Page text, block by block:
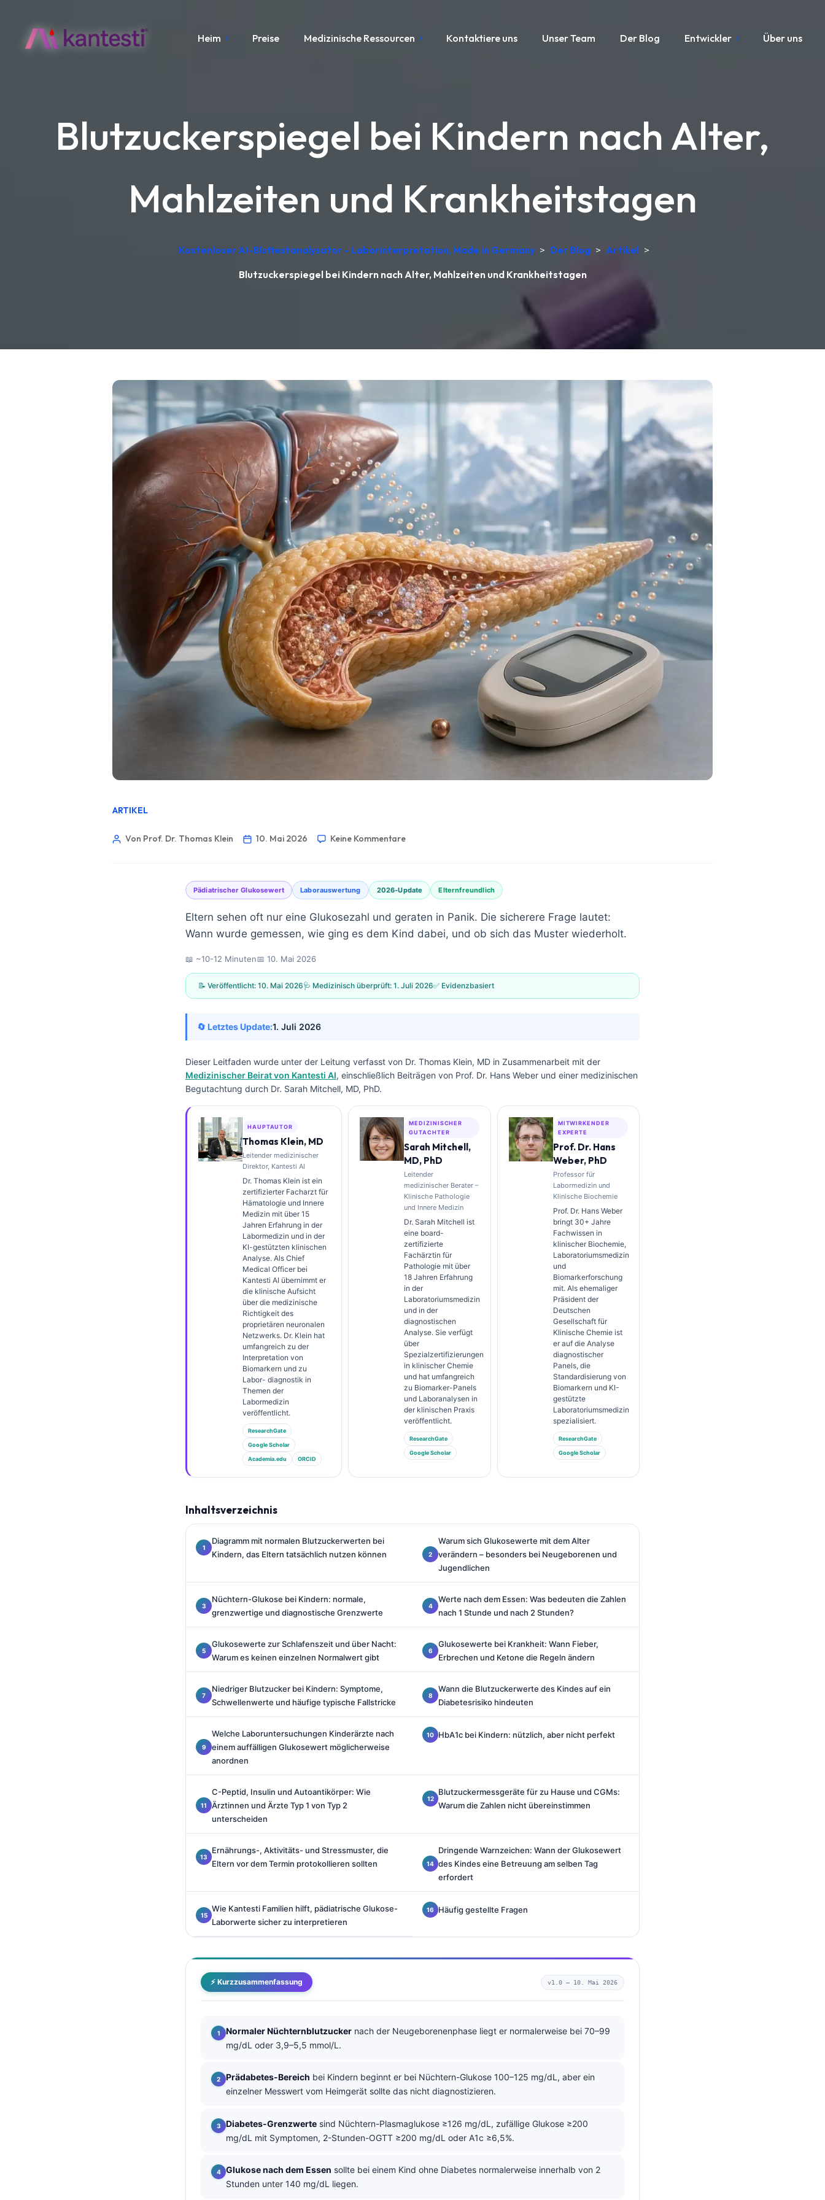
Heim Preise Medizinische Ressourcen Kontaktiere uns Unser Team Der Blog Entwickler Über uns
Blutzuckerspiegel bei Kindern nach Alter,
Mahlzeiten und Krankheitstagen
Kostenloser AI-Bluttestanalysator – Laborinterpretation, Made in Germany > Der Blog > Artikel >
Blutzuckerspiegel bei Kindern nach Alter, Mahlzeiten und Krankheitstagen
ARTIKEL
Von Prof. Dr. Thomas Klein 10. Mai 2026 Keine Kommentare
Pädiatrischer Glukosewert Laborauswertung 2026-Update Elternfreundlich
Eltern sehen oft nur eine Glukosezahl und geraten in Panik. Die sicherere Frage lautet:
Wann wurde gemessen, wie ging es dem Kind dabei, und ob sich das Muster wiederholt.
📖 ~10-12 Minuten📅 10. Mai 2026
📝 Veröffentlicht: 10. Mai 2026🩺 Medizinisch überprüft: 1. Juli 2026✅ Evidenzbasiert
🔄 Letztes Update:1. Juli 2026
Dieser Leitfaden wurde unter der Leitung verfasst von Dr. Thomas Klein, MD in Zusammenarbeit mit der
Medizinischer Beirat von Kantesti AI, einschließlich Beiträgen von Prof. Dr. Hans Weber und einer medizinischen
Begutachtung durch Dr. Sarah Mitchell, MD, PhD.
HAUPTAUTOR
Thomas Klein, MD
Leitender medizinischer
Direktor, Kantesti AI
Dr. Thomas Klein ist ein
zertifizierter Facharzt für
Hämatologie und Innere
Medizin mit über 15
Jahren Erfahrung in der
Labormedizin und in der
KI-gestützten klinischen
Analyse. Als Chief
Medical Officer bei
Kantesti AI übernimmt er
die klinische Aufsicht
über die medizinische
Richtigkeit des
proprietären neuronalen
Netzwerks. Dr. Klein hat
umfangreich zu der
Interpretation von
Biomarkern und zu
Labor- diagnostik in
Themen der
Labormedizin
veröffentlicht.
ResearchGate
Google Scholar
Academia.edu ORCID
MEDIZINISCHER
GUTACHTER
Sarah Mitchell,
MD, PhD
Leitender
medizinischer Berater –
Klinische Pathologie
und Innere Medizin
Dr. Sarah Mitchell ist
eine board-
zertifizierte
Fachärztin für
Pathologie mit über
18 Jahren Erfahrung
in der
Laboratoriumsmedizin
und in der
diagnostischen
Analyse. Sie verfügt
über
Spezialzertifizierungen
in klinischer Chemie
und hat umfangreich
zu Biomarker-Panels
und Laboranalysen in
der klinischen Praxis
veröffentlicht.
ResearchGate
Google Scholar
MITWIRKENDER
EXPERTE
Prof. Dr. Hans
Weber, PhD
Professor für
Labormedizin und
Klinische Biochemie
Prof. Dr. Hans Weber
bringt 30+ Jahre
Fachwissen in
klinischer Biochemie,
Laboratoriumsmedizin
und
Biomarkerforschung
mit. Als ehemaliger
Präsident der
Deutschen
Gesellschaft für
Klinische Chemie ist
er auf die Analyse
diagnostischer
Panels, die
Standardisierung von
Biomarkern und KI-
gestützte
Laboratoriumsmedizin
spezialisiert.
ResearchGate
Google Scholar
Inhaltsverzeichnis
Diagramm mit normalen Blutzuckerwerten bei
Kindern, das Eltern tatsächlich nutzen können
Warum sich Glukosewerte mit dem Alter
verändern – besonders bei Neugeborenen und
Jugendlichen
Nüchtern-Glukose bei Kindern: normale,
grenzwertige und diagnostische Grenzwerte
Werte nach dem Essen: Was bedeuten die Zahlen
nach 1 Stunde und nach 2 Stunden?
Glukosewerte zur Schlafenszeit und über Nacht:
Warum es keinen einzelnen Normalwert gibt
Glukosewerte bei Krankheit: Wann Fieber,
Erbrechen und Ketone die Regeln ändern
Niedriger Blutzucker bei Kindern: Symptome,
Schwellenwerte und häufige typische Fallstricke
Wann die Blutzuckerwerte des Kindes auf ein
Diabetesrisiko hindeuten
Welche Laboruntersuchungen Kinderärzte nach
einem auffälligen Glukosewert möglicherweise
anordnen
HbA1c bei Kindern: nützlich, aber nicht perfekt
C-Peptid, Insulin und Autoantikörper: Wie
Ärztinnen und Ärzte Typ 1 von Typ 2
unterscheiden
Blutzuckermessgeräte für zu Hause und CGMs:
Warum die Zahlen nicht übereinstimmen
Ernährungs-, Aktivitäts- und Stressmuster, die
Eltern vor dem Termin protokollieren sollten
Dringende Warnzeichen: Wann der Glukosewert
des Kindes eine Betreuung am selben Tag
erfordert
Wie Kantesti Familien hilft, pädiatrische Glukose-
Laborwerte sicher zu interpretieren
Häufig gestellte Fragen
⚡ Kurzzusammenfassung v1.0 — 10. Mai 2026
Normaler Nüchternblutzucker nach der Neugeborenenphase liegt er normalerweise bei 70–99
mg/dL oder 3,9–5,5 mmol/L.
Prädabetes-Bereich bei Kindern beginnt er bei Nüchtern-Glukose 100–125 mg/dL, aber ein
einzelner Messwert vom Heimgerät sollte das nicht diagnostizieren.
Diabetes-Grenzwerte sind Nüchtern-Plasmaglukose ≥126 mg/dL, zufällige Glukose ≥200
mg/dL mit Symptomen, 2-Stunden-OGTT ≥200 mg/dL oder A1c ≥6,5%.
Glukose nach dem Essen sollte bei einem Kind ohne Diabetes normalerweise innerhalb von 2
Stunden unter 140 mg/dL liegen.